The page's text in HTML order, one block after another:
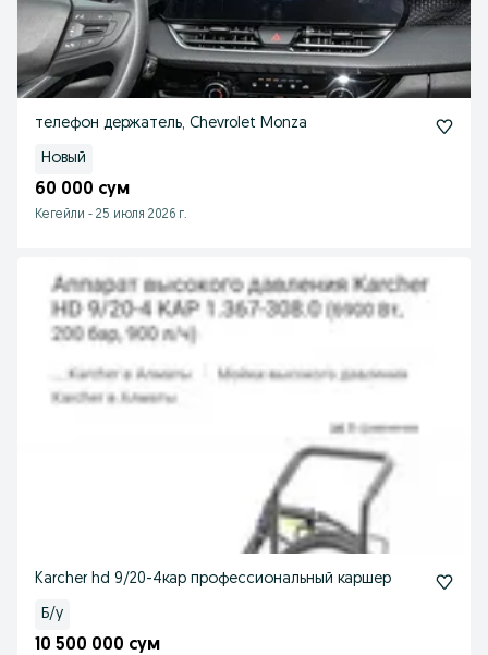
телефон держатель, Chevrolet Monza
Новый
60 000 сум
Кегейли - 25 июля 2026 г.
Karcher hd 9/20-4кар профессиональный каршер
Б/у
10 500 000 сум